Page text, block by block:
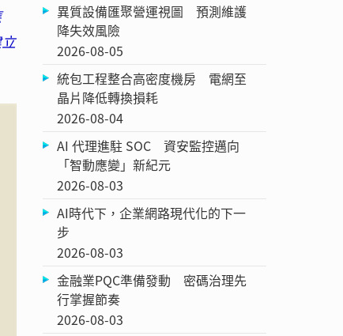
異質設備匯聚營運視圖 預測維護
降失效風險
2026-08-05
統包工程整合高密度機房 電網至
晶片降低轉換損耗
2026-08-04
AI 代理進駐 SOC 資安監控邁向
「智動應變」新紀元
2026-08-03
AI時代下，企業網路現代化的下一
步
2026-08-03
金融業PQC準備發動 密碼治理先
行掌握節奏
2026-08-03